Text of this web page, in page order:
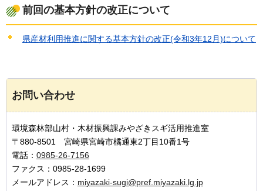
前回の基本方針の改正について
県産材利用推進に関する基本方針の改正(令和3年12月)について
お問い合わせ
環境森林部山村・木材振興課みやざきスギ活用推進室
〒880-8501 宮崎県宮崎市橘通東2丁目10番1号
電話： 0985-26-7156
ファクス：0985-28-1699
メールアドレス： miyazaki-sugi@pref.miyazaki.lg.jp